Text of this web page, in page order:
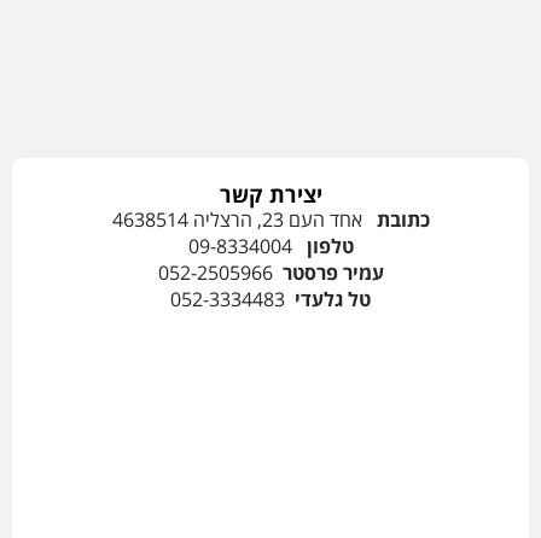
יצירת קשר
כתובת אחד העם 23, הרצליה 4638514
טלפון09-8334004
עמיר פרסטר052-2505966
טל גלעדי 052-3334483